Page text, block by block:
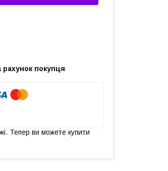
рахунок покупця
Тепер ви можете купити